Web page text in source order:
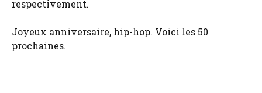
respectivement.
Joyeux anniversaire, hip-hop. Voici les 50
prochaines.